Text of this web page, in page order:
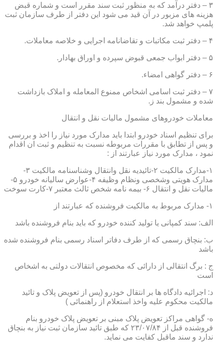
۳ – دفتر درآمد که به منظور ثبت سند مقرر است و شماره قبض
هزینه های مزبور در آن قید می شود این دفتر از طرف سازمان ثبت
پلمپ خواهد شد.
۴ – دفتر ثبت مکاتبات و تقاضانامه اجرایی و خلاصه معاملات.
۵ – دفتر ابواب جمعی قبوض سپرده و اوراق بهادار.
۶ – دفتر گواهی امضاء.
۷ – دفتر ثبت اسامی اشخاص ممنوع المعامله و املاک بازداشت
شده و مشمول بند ز.
معاملات خودروهای مشمول مالیات نقل و انتقال
برای تنظیم اسناد خودرو ابتدا باید مدارک مورد نیاز را اخذ و بررسی
و پس از تطابق با مقررات مربوطه نسبت به تنظیم و ثبت ان اقدام
نمود ، مدارک مورد نیاز عبارتند از :
۱-مدارک مالکیت ۲-تائیدیه نقل وانتقال وشناسنامه مالکیت ۳-
مدارک هویتی وشخصی ونظام وظیفه ۴-عوارض سالیانه خودرو ۵-
مالیات نقل و انتقال ۶- بیمه نامه شخص ثالث معتبر ۷-کارت سوخت
۱- مدارک مربوط به مالکیت فروشنده که عبارتند از
الف: سند کمپانی یا تولید کننده خودرو که باید بنام فروشنده باشد
ب: بنچاق رسمی که از طرف دفاتر اسناد رسمی بنام فروشنده شده
باشد
ج : برگ انتقالی از دارائی که مخصوص انتقالات دولتی به اشخاص
است
د: اجرائیه دادگاه ها بر انتقال خودرو (پس از تعویض پلاک و تائید
مالکیت محکوم علیه واخذ استعلام از راهنمائی )
ه- گواهی مراکز تعویض پلاک مبنی بر تعویض پلاک خودرو بنام
فروشنده قبل از ۲۳/۰۷/۸۴ که طبق تائید سازمان ثبت نیاز به بنچاق
ندارد و سند ماقبل کفایت می نماید.